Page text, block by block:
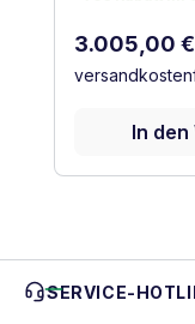
3.005,00 €
In
SERVICE-